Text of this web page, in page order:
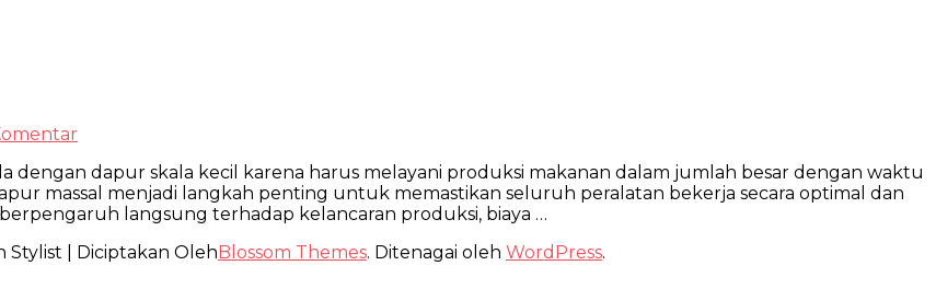
Efisiensi
Alat
Dapur
dengan dapur skala kecil karena harus melayani produksi makanan dalam jumlah besar dengan waktu
massal menjadi langkah penting untuk memastikan seluruh peralatan bekerja secara optimal dan
langsung terhadap kelancaran produksi, biaya …
Stylist | Diciptakan OlehBlossom Themes. Ditenagai oleh WordPress.